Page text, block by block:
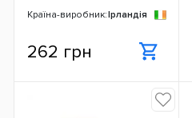
Країна-виробник:Ірландія
262 грн